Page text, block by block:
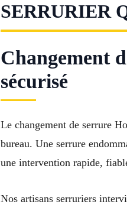
SERRURIER
Changement
sécurisé
Le changement de serrure
bureau. Une serrure
une intervention rapide,
Nos artisans serruriers